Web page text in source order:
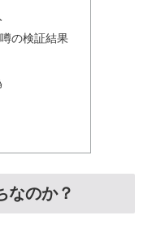
の検証結果
なのか？